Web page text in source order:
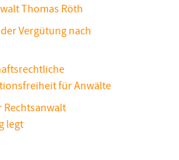
Thomas Röth
Vergütung nach
für Anwälte
Rechtsanwalt
legt